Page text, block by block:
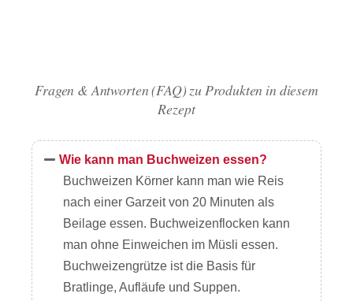
Fragen & Antworten (FAQ) zu Produkten in diesem
Rezept
Wie kann man Buchweizen essen?
Buchweizen Körner kann man wie Reis
nach einer Garzeit von 20 Minuten als
Beilage essen. Buchweizenflocken kann
man ohne Einweichen im Müsli essen.
Buchweizengrütze ist die Basis für
Bratlinge, Aufläufe und Suppen.